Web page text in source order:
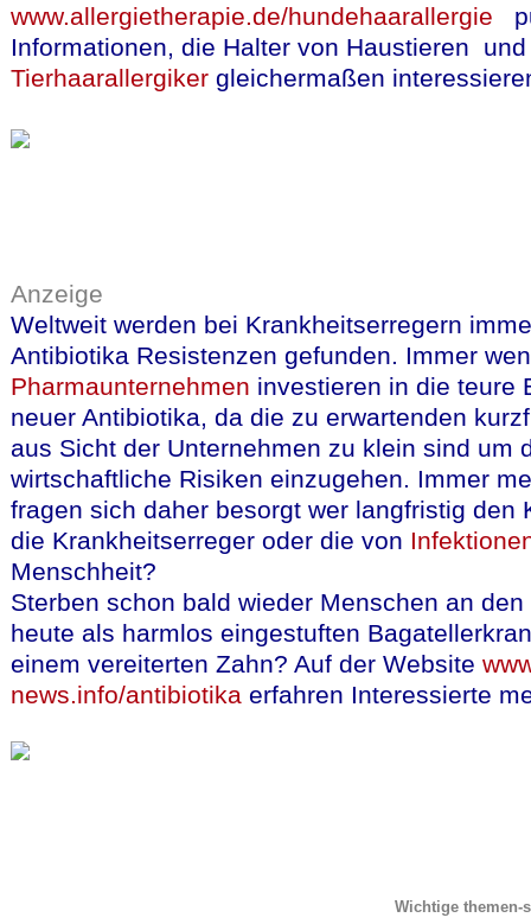
www.allergietherapie.de/hundehaarallergie
Informationen, die Halter von Haustieren und
Tierhaarallergiker gleichermaßen
Anzeige
Weltweit werden bei Krankheitserregern
Antibiotika Resistenzen gefunden. Immer
Pharmaunternehmen investieren in die teure
neuer Antibiotika, da die zu erwartenden
aus Sicht der Unternehmen zu klein sind um
wirtschaftliche Risiken einzugehen. Immer
fragen sich daher besorgt wer langfristig den
die Krankheitserreger oder die von
Menschheit?
Sterben schon bald wieder Menschen an
heute als harmlos eingestuften
einem vereiterten Zahn? Auf der Website
news.info/antibiotika erfahren Interessierte
Wichtige themen-